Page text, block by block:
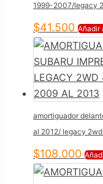
1999-2007/legacy
$41.500 Añadir
amortiguador
al 2012/ legacy
$108.000